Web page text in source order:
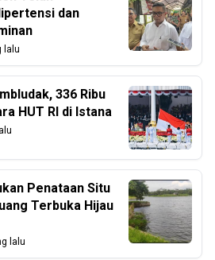
dan
lalu
336 Ribu
HUT RI di Istana
Penataan Situ
Terbuka Hijau
lalu